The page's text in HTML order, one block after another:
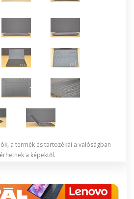
a termék és tartozékai a valóságban
a képektől.